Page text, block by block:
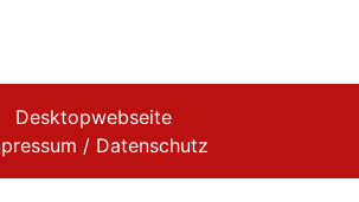
Desktopwebseite
/ Datenschutz